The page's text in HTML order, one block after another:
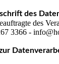
des
des
3366 -